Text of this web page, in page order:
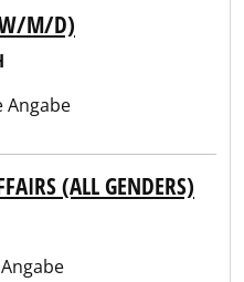
M/D)
Angabe
(ALL GENDERS)